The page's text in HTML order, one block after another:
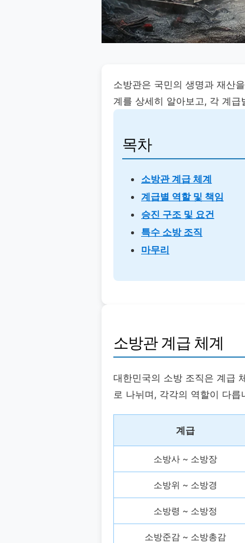
소방관은 국민의 생명과 재산
계를 상세히 알아보고, 각 계
목차
소방관 계급 체계
계급별 역할 및 책임
승진 구조 및 요건
특수 소방 조직
마무리
소방관 계급 체계
대한민국의 소방 조직은 계급
로 나뉘며, 각각의 역할이 다릅
계급
소방사 ~ 소방장
소방위 ~ 소방경
소방령 ~ 소방정
소방준감 ~ 소방총감